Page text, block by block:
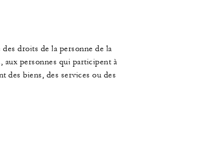
droits de la personne de la
aux personnes qui participent à
des biens, des services ou des